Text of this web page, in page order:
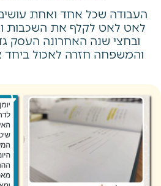
העבודה שכל אחד ואחת
לאט לאט לקלף את השכבות
והמשפחה חזרה לאכול